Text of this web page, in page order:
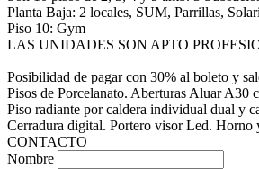
Planta Baja: 2 locales, SUM, Parrillas,
Piso 10: Gym
LAS UNIDADES SON APTO
Posibilidad de pagar con 30% al boleto y
Pisos de Porcelanato. Aberturas Aluar A30
Piso radiante por caldera individual dual y
Cerradura digital. Portero visor Led. Horno
CONTACTO
Nombre